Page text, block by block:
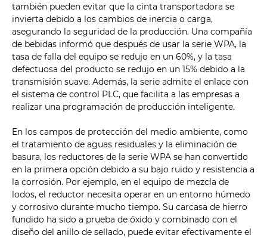
también pueden evitar que la cinta transportadora se
invierta debido a los cambios de inercia o carga,
asegurando la seguridad de la producción. Una compañía
de bebidas informó que después de usar la serie WPA, la
tasa de falla del equipo se redujo en un 60%, y la tasa
defectuosa del producto se redujo en un 15% debido a la
transmisión suave. Además, la serie admite el enlace con
el sistema de control PLC, que facilita a las empresas a
realizar una programación de producción inteligente.
En los campos de protección del medio ambiente, como
el tratamiento de aguas residuales y la eliminación de
basura, los reductores de la serie WPA se han convertido
en la primera opción debido a su bajo ruido y resistencia a
la corrosión. Por ejemplo, en el equipo de mezcla de
lodos, el reductor necesita operar en un entorno húmedo
y corrosivo durante mucho tiempo. Su carcasa de hierro
fundido ha sido a prueba de óxido y combinado con el
diseño del anillo de sellado, puede evitar efectivamente el